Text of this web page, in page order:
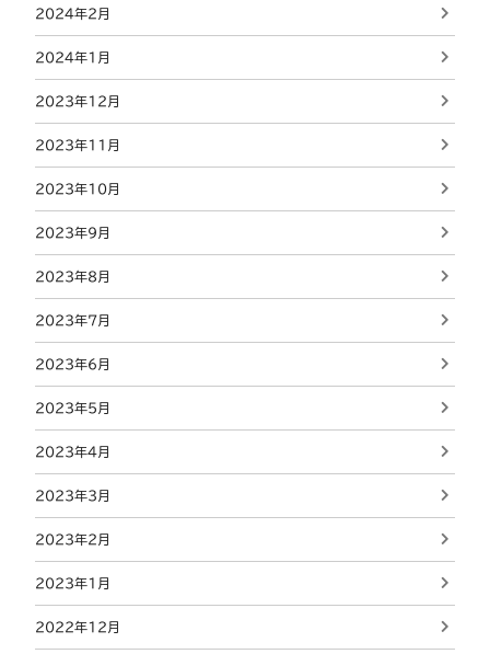
2024年2月
2024年1月
2023年12月
2023年11月
2023年10月
2023年9月
2023年8月
2023年7月
2023年6月
2023年5月
2023年4月
2023年3月
2023年2月
2023年1月
2022年12月